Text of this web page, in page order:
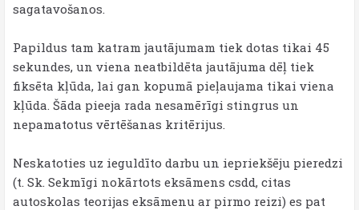
sagatavošanos.
Papildus tam katram jautājumam tiek dotas tikai 45
sekundes, un viena neatbildēta jautājuma dēļ tiek
fiksēta kļūda, lai gan kopumā pieļaujama tikai viena
kļūda. Šāda pieeja rada nesamērīgi stingrus un
nepamatotus vērtēšanas kritērijus.
Neskatoties uz ieguldīto darbu un iepriekšēju pieredzi
(t. Sk. Sekmīgi nokārtots eksāmens csdd, citas
autoskolas teorijas eksāmenu ar pirmo reizi) es pat